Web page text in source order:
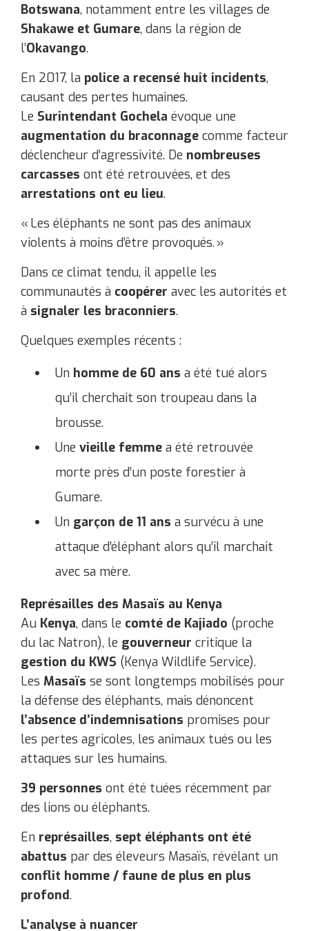
Botswana, notamment entre les villages de
Shakawe et Gumare, dans la région de
l’Okavango.
En 2017, la police a recensé huit incidents,
causant des pertes humaines.
Le Surintendant Gochela évoque une
augmentation du braconnage comme facteur
déclencheur d’agressivité. De nombreuses
carcasses ont été retrouvées, et des
arrestations ont eu lieu.
« Les éléphants ne sont pas des animaux
violents à moins d’être provoqués. »
Dans ce climat tendu, il appelle les
communautés à coopérer avec les autorités et
à signaler les braconniers.
Quelques exemples récents :
Un homme de 60 ans a été tué alors
qu’il cherchait son troupeau dans la
brousse.
Une vieille femme a été retrouvée
morte près d’un poste forestier à
Gumare.
Un garçon de 11 ans a survécu à une
attaque d’éléphant alors qu’il marchait
avec sa mère.
Représailles des Masaïs au Kenya
Au Kenya, dans le comté de Kajiado (proche
du lac Natron), le gouverneur critique la
gestion du KWS (Kenya Wildlife Service).
Les Masaïs se sont longtemps mobilisés pour
la défense des éléphants, mais dénoncent
l’absence d’indemnisations promises pour
les pertes agricoles, les animaux tués ou les
attaques sur les humains.
39 personnes ont été tuées récemment par
des lions ou éléphants.
En représailles, sept éléphants ont été
abattus par des éleveurs Masaïs, révélant un
conflit homme / faune de plus en plus
profond.
L’analyse à nuancer